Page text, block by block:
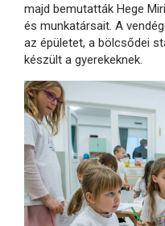
majd bemutatták Hege
és munkatársait. A
az épületet, a bölcsődei
készült a gyerekeknek.